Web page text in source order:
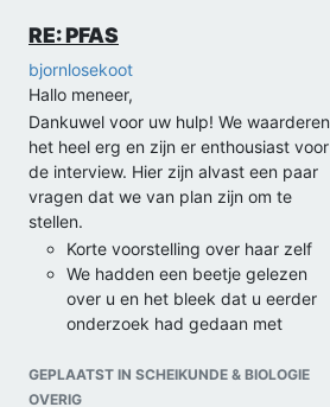
RE: PFAS
bjornlosekoot
Hallo meneer,
Dankuwel voor uw hulp! We waarderen
het heel erg en zijn er enthousiast voor
de interview. Hier zijn alvast een paar
vragen dat we van plan zijn om te
stellen.
Korte voorstelling over haar zelf
We hadden een beetje gelezen
over u en het bleek dat u eerder
onderzoek had gedaan met
interrese voor een onderzoek in
PFAS, specifiek in water en grond?
GEPLAATST IN SCHEIKUNDE & BIOLOGIE
OVERIG